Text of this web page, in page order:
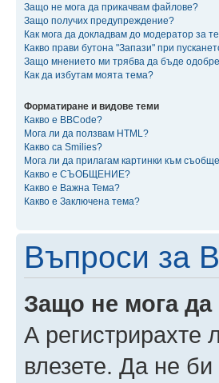
Защо не мога да прикачвам файлове?
Защо получих предупреждение?
Как мога да докладвам до модератор за
Какво прави бутона "Запази" при
Защо мнението ми трябва да бъде
Как да избутам моята тема?
Форматиране и видове теми
Какво е BBCode?
Мога ли да ползвам HTML?
Какво са Smilies?
Мога ли да прилагам картинки към
Какво е СЪОБЩЕНИЕ?
Какво е Важна Тема?
Какво е Заключена тема?
Въпроси за
Защо не мога да
А регистрирахте
влезете. Да не